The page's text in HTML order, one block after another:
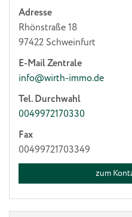
Adresse
Rhönstraße 18
97422 Schweinfurt
E-Mail Zentrale
info@wirth-immo.de
Tel. Durchwahl
0049972170330
Fax
00499721703349
zum